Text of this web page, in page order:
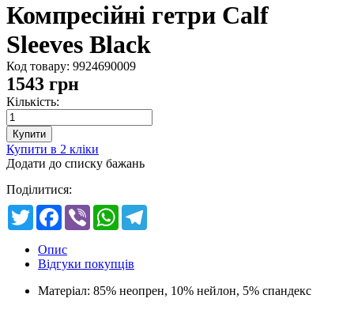
Компресійні гетри Calf
Sleeves Black
Код товару: 9924690009
1543 грн
Кількість:
Купити в 2 кліки
Додати до списку бажань
Поділитися:
TwitterFacebook
Viber WhatsApp
Опис
Відгуки покупців
Матеріал: 85% неопрен, 10% нейлон, 5% спандекс